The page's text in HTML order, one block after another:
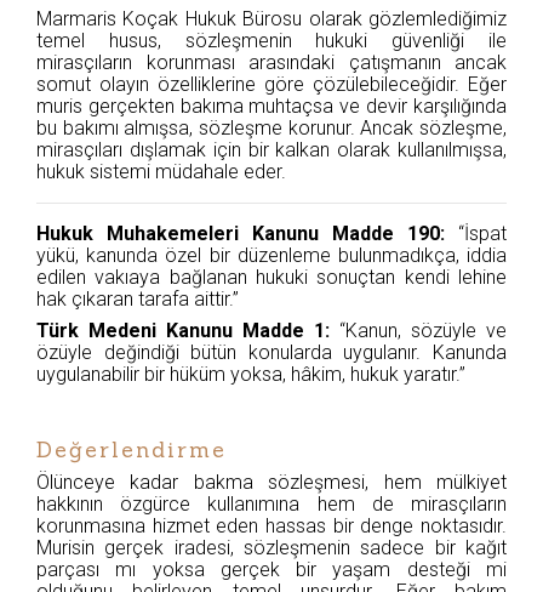
Marmaris Koçak Hukuk Bürosu olarak gözlemlediğimiz
temel husus, sözleşmenin hukuki güvenliği ile
mirasçıların korunması arasındaki çatışmanın ancak
somut olayın özelliklerine göre çözülebileceğidir. Eğer
muris gerçekten bakıma muhtaçsa ve devir karşılığında
bu bakımı almışsa, sözleşme korunur. Ancak sözleşme,
mirasçıları dışlamak için bir kalkan olarak kullanılmışsa,
hukuk sistemi müdahale eder.
Hukuk Muhakemeleri Kanunu Madde 190: “İspat
yükü, kanunda özel bir düzenleme bulunmadıkça, iddia
edilen vakıaya bağlanan hukuki sonuçtan kendi lehine
hak çıkaran tarafa aittir.”
Türk Medeni Kanunu Madde 1: “Kanun, sözüyle ve
özüyle değindiği bütün konularda uygulanır. Kanunda
uygulanabilir bir hüküm yoksa, hâkim, hukuk yaratır.”
Değerlendirme
Ölünceye kadar bakma sözleşmesi, hem mülkiyet
hakkının özgürce kullanımına hem de mirasçıların
korunmasına hizmet eden hassas bir denge noktasıdır.
Murisin gerçek iradesi, sözleşmenin sadece bir kağıt
parçası mı yoksa gerçek bir yaşam desteği mi